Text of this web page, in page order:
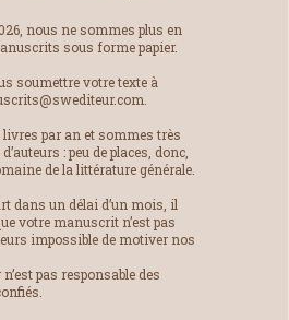
nous ne sommes plus en
sous forme papier.
soumettre votre texte à
par an et sommes très
: peu de places, donc,
de la littérature générale.
dans un délai d’un mois, il
votre manuscrit n’est pas
impossible de motiver nos
pas responsable des